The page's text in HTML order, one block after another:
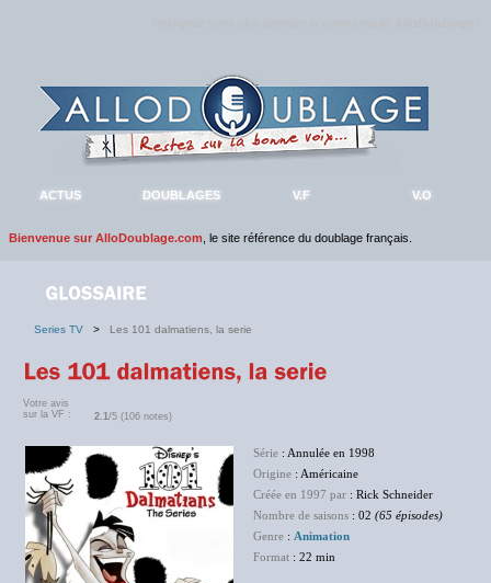
ACTUS DOUBLAGES V.F V.O
Bienvenue sur AlloDoublage.com , le site référence du doublage français.
Series TV > Les 101 dalmatiens, la serie
Votre avis
sur la VF :
2.1/5 (106 notes)
Série : Annulée en 1998
Origine : Américaine
Créée en 1997 par : Rick Schneider
Nombre de saisons : 02 (65 épisodes)
Genre : Animation
Format : 22 min